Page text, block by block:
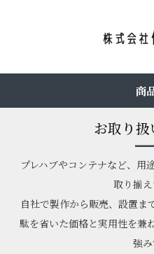
商
お取り
プレハブやコンテナなど、用
取り揃え
自社で製作から販売、設置ま
駄を省いた価格と実用性を兼
強み